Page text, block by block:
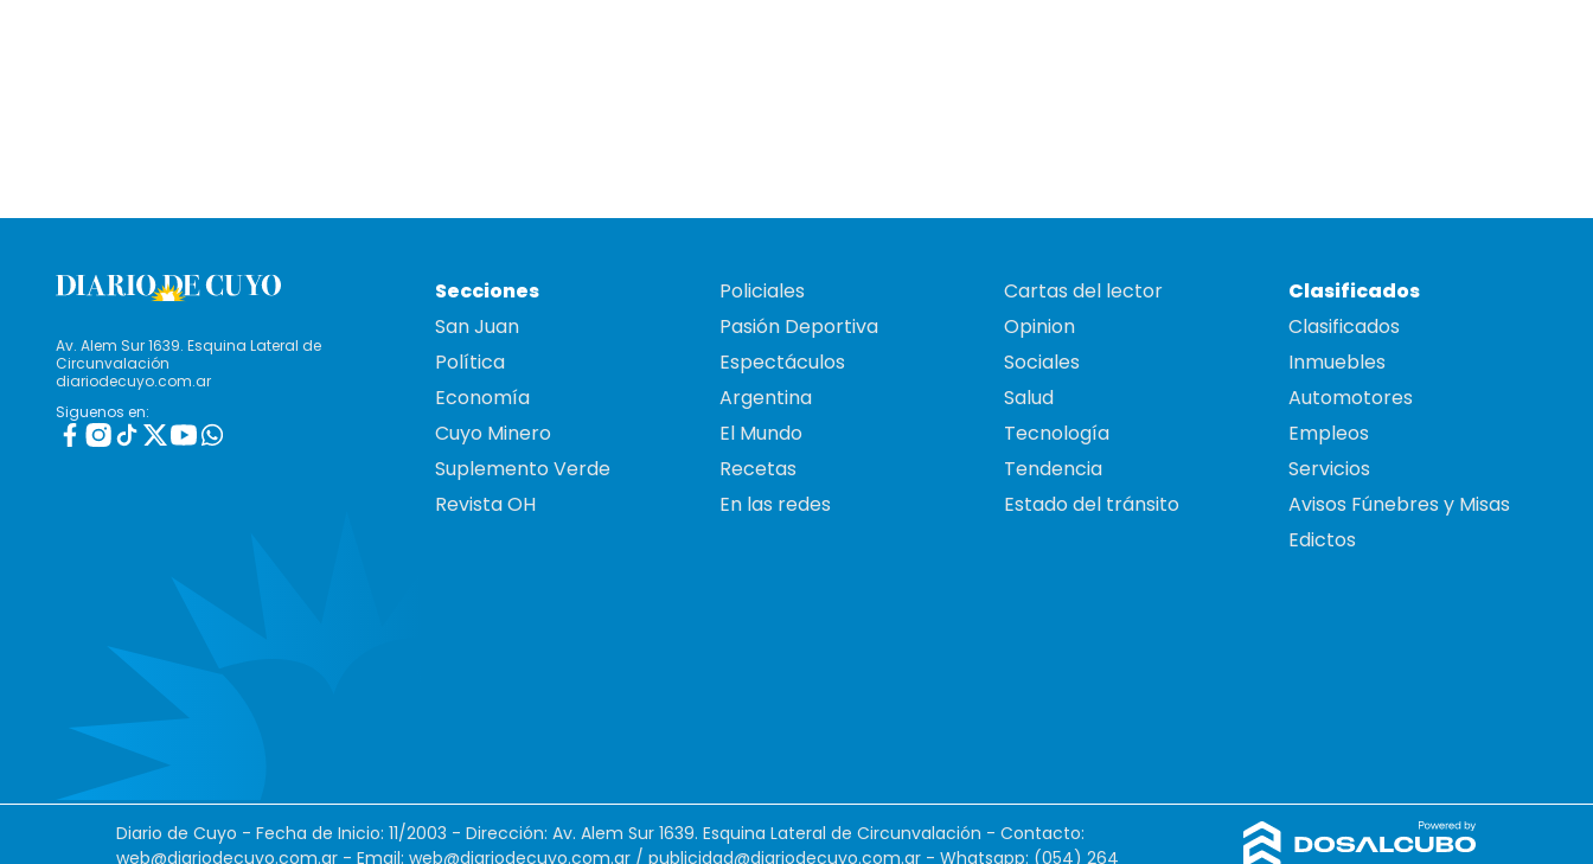
Av. Alem Sur 1639. Esquina Lateral de
Circunvalación
diariodecuyo.com.ar
Siguenos en:
Secciones
San Juan
Política
Economía
Cuyo Minero
Suplemento Verde
Revista OH
Policiales
Pasión Deportiva
Espectáculos
Argentina
El Mundo
Recetas
En las redes
Cartas del lector
Opinion
Sociales
Salud
Tecnología
Tendencia
Estado del tránsito
Clasificados
Clasificados
Inmuebles
Automotores
Empleos
Servicios
Avisos Fúnebres y Misas
Edictos
Diario de Cuyo - Fecha de Inicio: 11/2003 - Dirección: Av. Alem Sur 1639. Esquina Lateral de Circunvalación - Contacto:
web@diariodecuyo.com.ar - Email: web@diariodecuyo.com.ar / publicidad@diariodecuyo.com.ar - Whatsapp: (054) 264